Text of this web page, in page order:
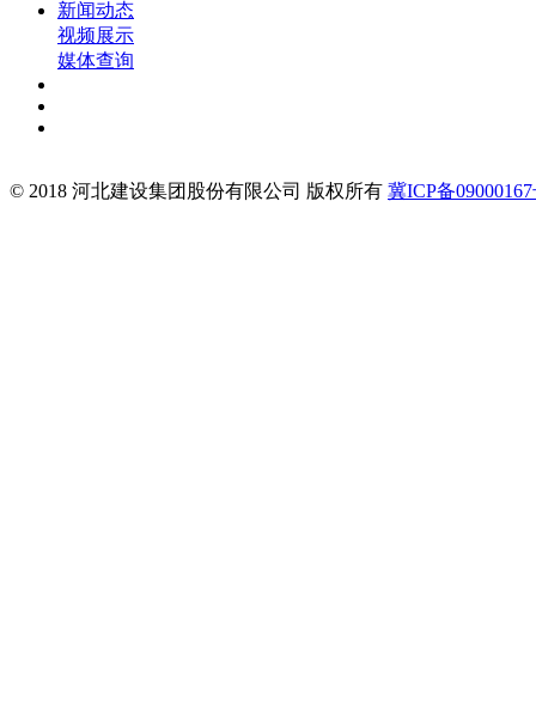
新闻动态
视频展示
媒体查询
© 2018 河北建设集团股份有限公司 版权所有 冀ICP备